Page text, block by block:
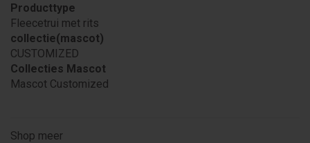
Producttype
Fleecetrui met rits
collectie(mascot)
CUSTOMIZED
Collecties Mascot
Mascot Customized
Shop meer